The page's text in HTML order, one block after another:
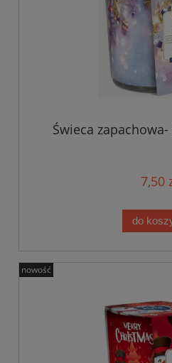
Świeca
7,50
do
nowość